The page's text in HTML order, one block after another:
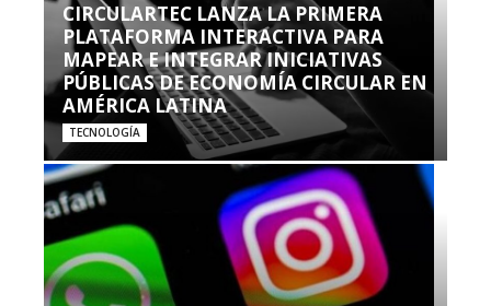
CIRCULARTEC LANZA LA PRIMERA
PLATAFORMA INTERACTIVA PARA
MAPEAR E INTEGRAR INICIATIVAS
PÚBLICAS DE ECONOMÍA CIRCULAR EN
AMÉRICA LATINA
TECNOLOGÍA